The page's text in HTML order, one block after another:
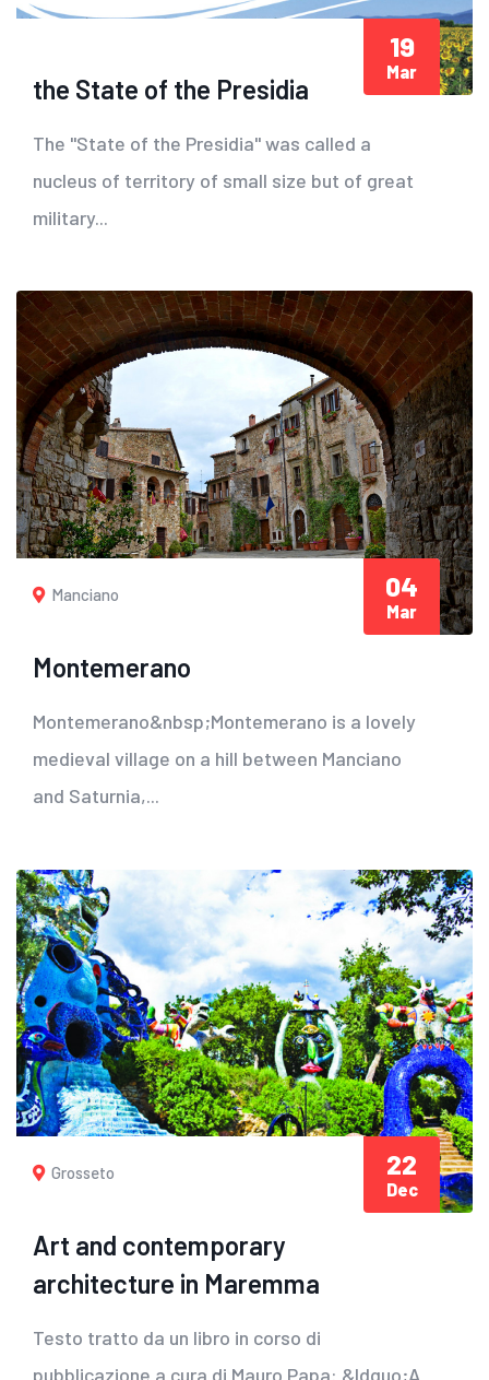
the State of the Presidia
The "State of the Presidia" was called a
nucleus of territory of small size but of great
military...
19
Mar
Manciano
Montemerano
Montemerano&nbsp;Montemerano is a lovely
medieval village on a hill between Manciano
and Saturnia,...
04
Mar
Grosseto
Art and contemporary
architecture in Maremma
Testo tratto da un libro in corso di
pubblicazione a cura di Mauro Papa: &ldquo;A
22
Dec